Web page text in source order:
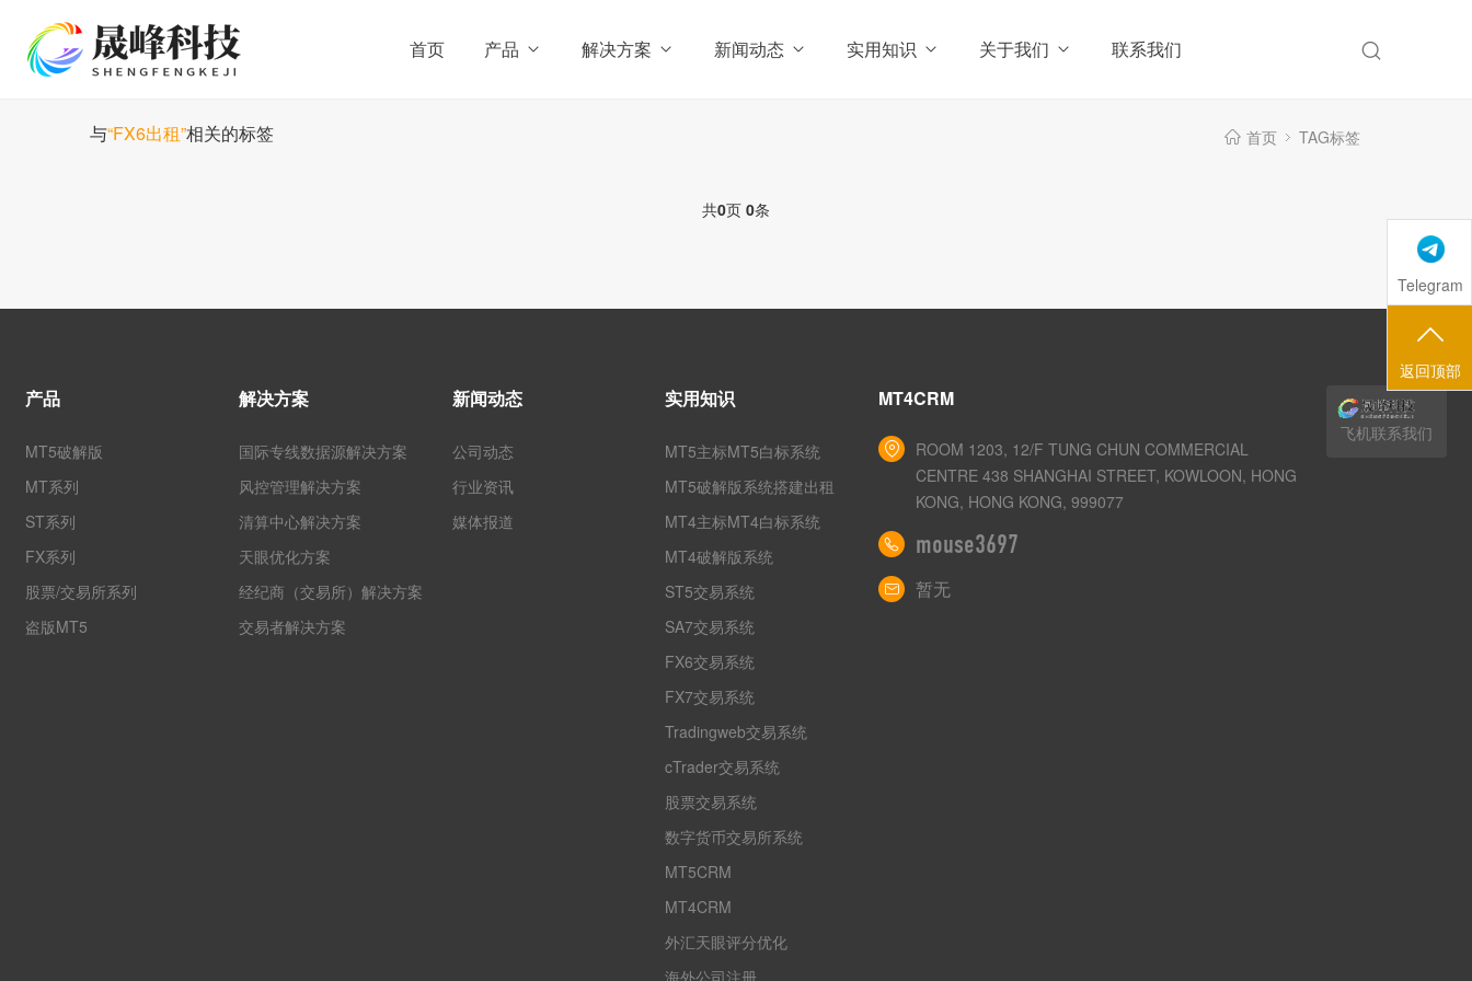
首页 产品 解决方案 新闻动态 实用知识 关于我们 联系我们
与“FX6出租”相关的标签 首页 TAG标签
共0页 0条
产品
MT5破解版
MT系列
ST系列
FX系列
股票/交易所系列
盗版MT5
解决方案
国际专线数据源解决方案
风控管理解决方案
清算中心解决方案
天眼优化方案
经纪商（交易所）解决方案
交易者解决方案
新闻动态
公司动态
行业资讯
媒体报道
实用知识
MT5主标MT5白标系统
MT5破解版系统搭建出租
MT4主标MT4白标系统
MT4破解版系统
ST5交易系统
SA7交易系统
FX6交易系统
FX7交易系统
Tradingweb交易系统
cTrader交易系统
股票交易系统
数字货币交易所系统
MT5CRM
MT4CRM
外汇天眼评分优化
海外公司注册
MT4CRM
ROOM 1203, 12/F TUNG CHUN COMMERCIAL
CENTRE 438 SHANGHAI STREET, KOWLOON, HONG
KONG, HONG KONG, 999077
mouse3697
暂无
飞机联系我们
Telegram
返回顶部